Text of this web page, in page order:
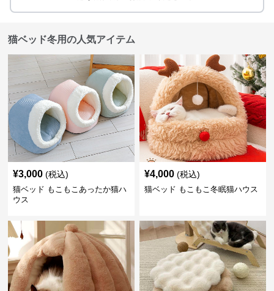
猫ベッド冬用の人気アイテム
¥3,000 (税込)
猫ベッド もこもこあったか猫ハ
ウス
¥4,000 (税込)
猫ベッド もこもこ冬眠猫ハウス